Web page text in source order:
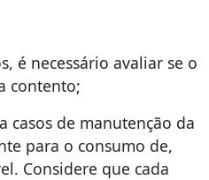
é necessário avaliar se o
contento;
casos de manutenção da
para o consumo de,
Considere que cada